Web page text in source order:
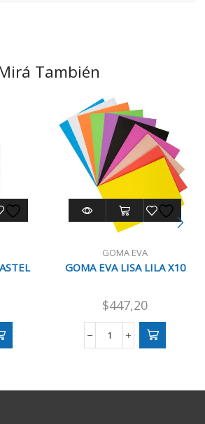
También
GOMA EVA
GOMA EVA LISA LILA X10
$447,20
GOMA
X10